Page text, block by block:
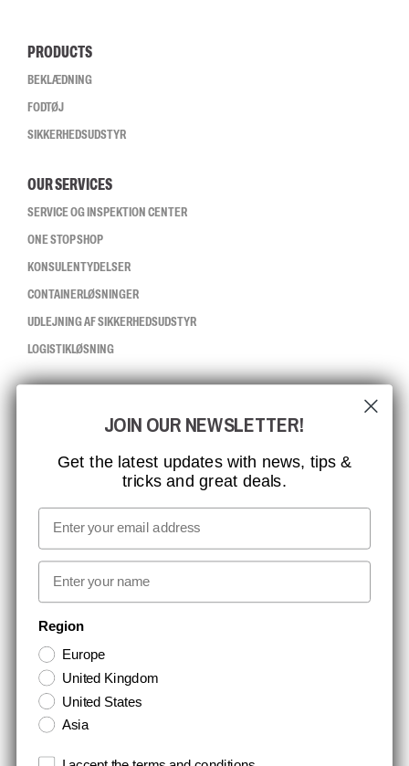
PRODUCTS
BEKLÆDNING
FODTØJ
SIKKERHEDSUDSTYR
OUR SERVICES
SERVICE OG INSPEKTION CENTER
ONE STOP SHOP
KONSULENTYDELSER
CONTAINERLØSNINGER
UDLEJNING AF SIKKERHEDSUDSTYR
LOGISTIKLØSNING
ISO-CERTIFICERING
GLOBAL RÆKKEVIDDE
MISSION, VISION OG VÆRDIER
KONTAKT
MEDIA
NYHEDSBREV TILMELDING
Hold dig opdateret med gode tilbud og produktnyheder. Din e-mail
opbevares sikkert og du kan til enhver tid
JOIN OUR NEWSLETTER!
Get the latest updates with news, tips &
tricks and great deals.
Email
First name
Region
Europe
United Kingdom
United States
Asia
Terms and conditions